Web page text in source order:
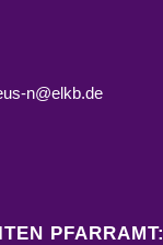
n@elkb.de
PFARRAMT: